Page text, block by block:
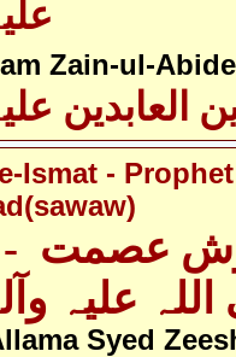
Zain-ul-
العابدین
Ismat - Prophet
عصمت
علیہ
Syed